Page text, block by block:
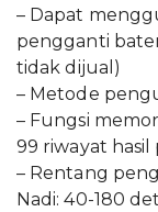
– Dapat
pengganti
tidak dijual)
– Metode
– Fungsi
99 riwayat
– Rentang
Nadi: 40-180